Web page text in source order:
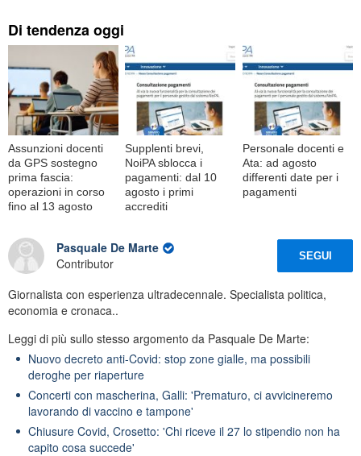
Di tendenza oggi
Assunzioni docenti
da GPS sostegno
prima fascia:
operazioni in corso
fino al 13 agosto
Supplenti brevi,
NoiPA sblocca i
pagamenti: dal 10
agosto i primi
accrediti
Personale docenti e
Ata: ad agosto
differenti date per i
pagamenti
Pasquale De Marte
Contributor
SEGUI
Giornalista con esperienza ultradecennale. Specialista politica,
economia e cronaca..
Leggi di più sullo stesso argomento da Pasquale De Marte:
Nuovo decreto anti-Covid: stop zone gialle, ma possibili
deroghe per riaperture
Concerti con mascherina, Galli: 'Prematuro, ci avvicineremo
lavorando di vaccino e tampone'
Chiusure Covid, Crosetto: 'Chi riceve il 27 lo stipendio non ha
capito cosa succede'